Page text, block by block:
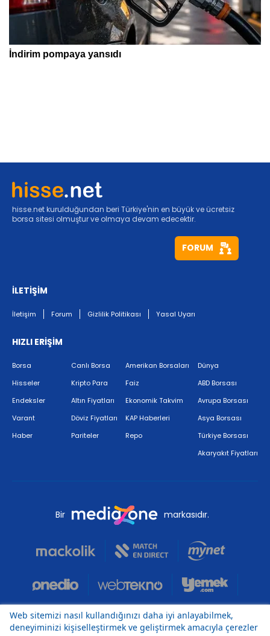
hisse.net kurulduğundan beri Türkiye'nin en büyük ve ücretsiz
borsa sitesi olmuştur ve olmaya devam edecektir.
FORUM
İLETİŞİM
İletişim Forum Gizlilik Politikası Yasal Uyarı
HIZLI ERİŞİM
Borsa
Hisseler
Endeksler
Varant
Haber
Canlı Borsa
Kripto Para
Altın Fiyatları
Döviz Fiyatları
Pariteler
Amerikan Borsaları
Faiz
Ekonomik Takvim
KAP Haberleri
Repo
Dünya
ABD Borsası
Avrupa Borsası
Asya Borsası
Türkiye Borsası
Akaryakıt Fiyatları
Bir markasıdır.